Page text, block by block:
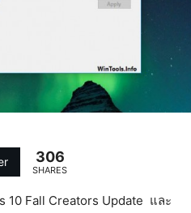
306
SHARES
10 Fall Creators Update และ